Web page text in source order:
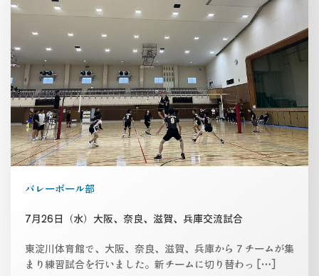
バレーボール部
7月26日（水）大阪、奈良、滋賀、兵庫交流試合
東淀川体育館で、大阪、奈良、滋賀、兵庫から７チームが集
まり練習試合を行いました。新チームに切り替わっ […]